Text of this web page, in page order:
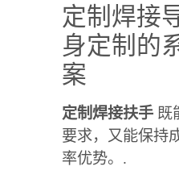
定制焊接
身定制的
案
定制焊接扶手既
要求，又能保持
率优势。.